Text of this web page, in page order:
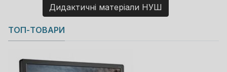
Дидактичні матеріали НУШ
Copyright MAXXmarketing GmbH
JoomShopping Download & Support
ТОП-ТОВАРИ